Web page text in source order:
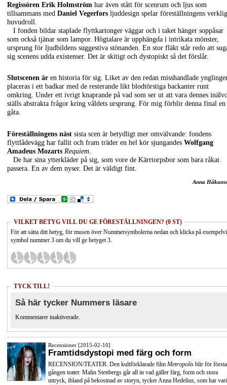
Regissören Erik Holmström har även stått för scenrum och ljus som
tillsammans med Daniel Vegerfors ljuddesign spelar föreställningens
huvudroll.
I fonden bildar staplade flyttkartonger väggar och i taket hänger soppåsar
som också tjänar som lampor. Högtalare är upphängda i intrikata mönster,
ursprung för ljudbildens suggestiva stönanden. En stor fläkt står redo att
sig scenens udda existenser. Det är skitigt och dystopiskt så det förslår.
Slutscenen är en historia för sig. Liket av den redan misshandlade
placeras i ett badkar med de resterande likt blodtörstiga backanter runt
omkring. Under ett ivrigt knaprande på vad som ser ut att vara dennes
ställs abstrakta frågor kring våldets ursprung. För mig förblir denna final en
gåta.
Föreställningens näst sista scen är betydligt mer omvälvande: fondens
flyttlådevägg har fallit och fram träder en hel kör sjungandes Wolfgang
Amadeus Mozarts Requiem
De har sina ytterkläder på sig, som vore de Kärrtorpsbor som bara råkat
passera. En av dem nyser. Det är väldigt fint.
Anna
VILKET BETYG VILL DU GE FÖRESTÄLLNINGEN? (0 ST)
För att sätta ditt betyg, för musen över Nummersymbolerna nedan och klicka på
symbol nummer 3 om du vill ge betyget 3.
TYCK TILL!
Så här tycker Nummers läsare
Kommentarer inaktiverade.
Recensioner [2015-02-10]
Framtidsdystopi med färg och form
RECENSION/TEATER. Den kultförklarade film Metropolis blir för första
gången teater. Malin Stenbergs går all in vad gäller färg, form och stora
uttryck, ibland på bekostnad av storyn, tycker Anna Hedelius, som har